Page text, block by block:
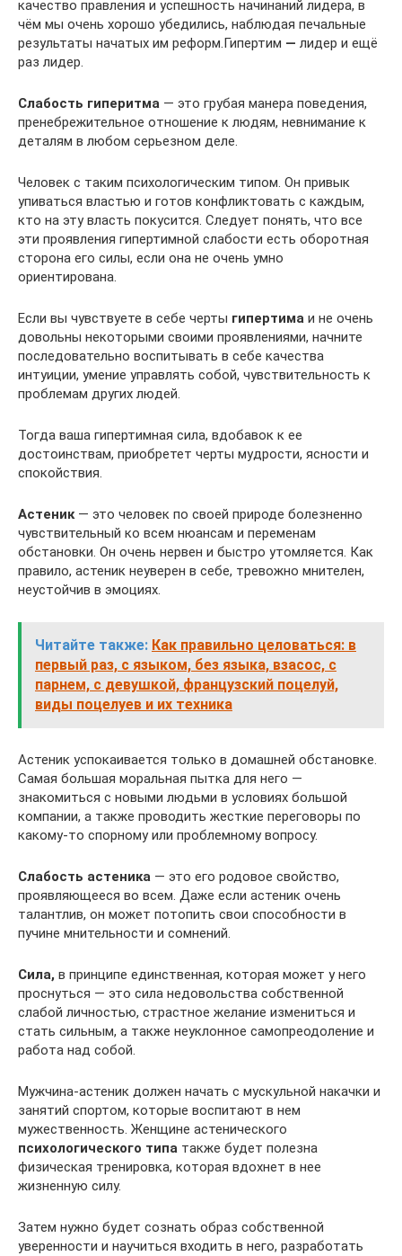
качество правления и успешность начинаний лидера, в
чём мы очень хорошо убедились, наблюдая печальные
результаты начатых им реформ.Гипертим — лидер и ещё
раз лидер.
Слабость гиперитма — это грубая манера поведения,
пренебрежительное отношение к людям, невнимание к
деталям в любом серьезном деле.
Человек с таким психологическим типом. Он привык
упиваться властью и готов конфликтовать с каждым,
кто на эту власть покусится. Следует понять, что все
эти проявления гипертимной слабости есть оборотная
сторона его силы, если она не очень умно
ориентирована.
Если вы чувствуете в себе черты гипертима и не очень
довольны некоторыми своими проявлениями, начните
последовательно воспитывать в себе качества
интуиции, умение управлять собой, чувствительность к
проблемам других людей.
Тогда ваша гипертимная сила, вдобавок к ее
достоинствам, приобретет черты мудрости, ясности и
спокойствия.
Астеник— это человек по своей природе болезненно
чувствительный ко всем нюансам и переменам
обстановки. Он очень нервен и быстро утомляется. Как
правило, астеник неуверен в себе, тревожно мнителен,
неустойчив в эмоциях.
Читайте также: Как правильно целоваться: в
первый раз, с языком, без языка, взасос, с
парнем, с девушкой, французский поцелуй,
виды поцелуев и их техника
Астеник успокаивается только в домашней обстановке.
Самая большая моральная пытка для него —
знакомиться с новыми людьми в условиях большой
компании, а также проводить жесткие переговоры по
какому-то спорному или проблемному вопросу.
Слабость астеника — это его родовое свойство,
проявляющееся во всем. Даже если астеник очень
талантлив, он может потопить свои способности в
пучине мнительности и сомнений.
Сила, в принципе единственная, которая может у него
проснуться — это сила недовольства собственной
слабой личностью, страстное желание измениться и
стать сильным, а также неуклонное самопреодоление и
работа над собой.
Мужчина-астеник должен начать с мускульной накачки и
занятий спортом, которые воспитают в нем
мужественность. Женщине астенического
психологического типа также будет полезна
физическая тренировка, которая вдохнет в нее
жизненную силу.
Затем нужно будет сознать образ собственной
уверенности и научиться входить в него, разработать